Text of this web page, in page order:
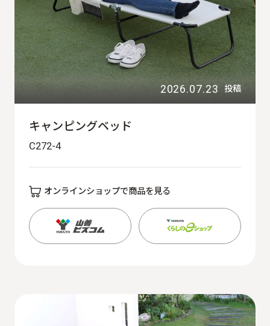
2026.07.23 投稿
キャンピングベッド
C272-4
オンラインショップで商品を見る